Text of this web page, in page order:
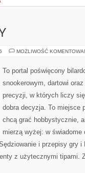
MOŻLIWOŚĆ
To portal poświęcony
snookerowym, dartowi
precyzji, w których liczy się
dobra decyzja. To miejsce
chcą grać hobbystycznie,
mierzą wyżej: w
i przepisy gry i
z użytecznymi tipami.